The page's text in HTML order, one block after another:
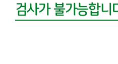
검사가 불가능합